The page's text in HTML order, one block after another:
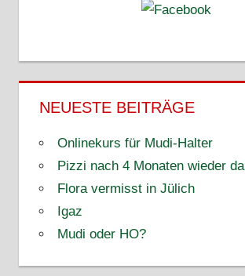
NEUESTE BEITRÄGE
Onlinekurs für Mudi-Halter
Pizzi nach 4 Monaten wieder
Flora vermisst in Jülich
Igaz
Mudi oder HO?